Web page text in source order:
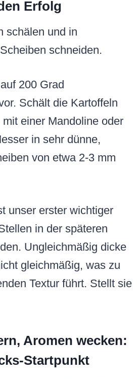
Erfolg
schälen und in
schneiden.
200 Grad
Schält die Kartoffeln
einer Mandoline oder
in sehr dünne,
von etwa 2-3 mm
unser erster wichtiger
in der späteren
Ungleichmäßig dicke
gleichmäßig, was zu
Textur führt. Stellt sie
Aromen wecken:
Startpunkt